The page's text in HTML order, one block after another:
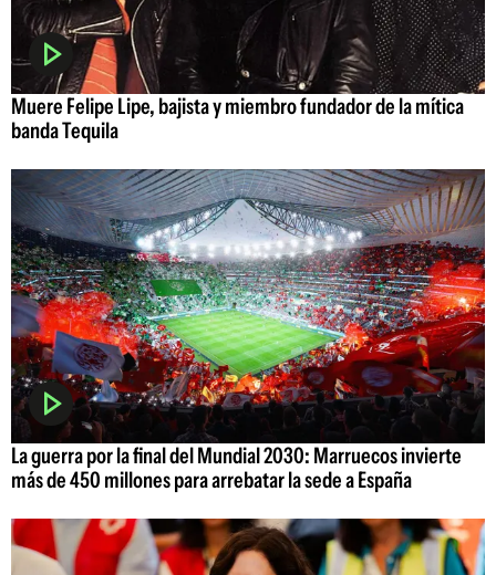
Muere Felipe Lipe, bajista y miembro fundador de la mítica
banda Tequila
La guerra por la final del Mundial 2030: Marruecos invierte
más de 450 millones para arrebatar la sede a España